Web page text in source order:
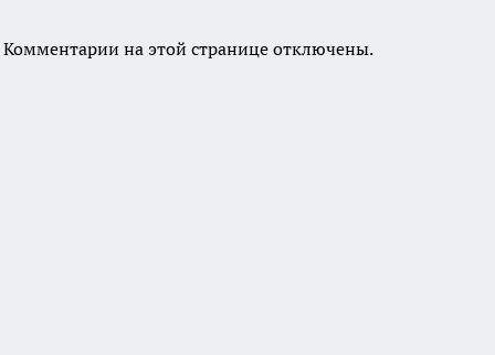
Комментарии на этой странице отключены.